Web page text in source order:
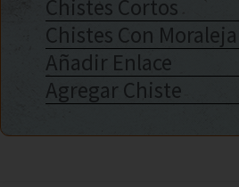
Chistes Cortos
Chistes Con Moraleja
Añadir Enlace
Agregar Chiste